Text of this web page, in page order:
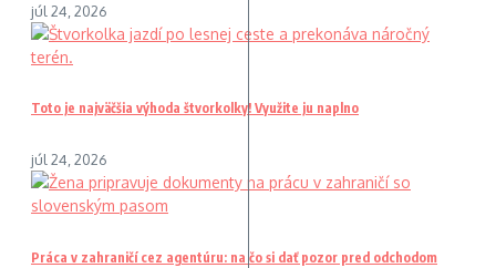
júl 24, 2026
Toto je najväčšia výhoda štvorkolky! Využite ju naplno
júl 24, 2026
Práca v zahraničí cez agentúru: na čo si dať pozor pred odchodom